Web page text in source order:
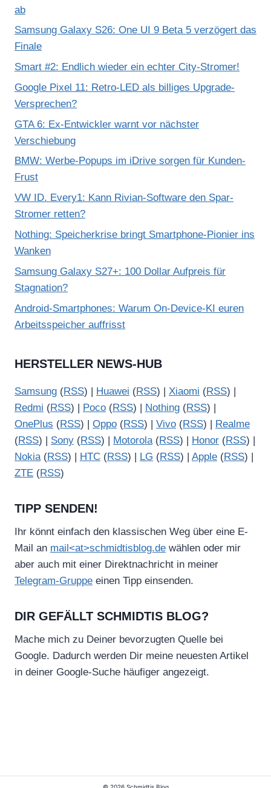
ab
Samsung Galaxy S26: One UI 9 Beta 5 verzögert das
Finale
Smart #2: Endlich wieder ein echter City-Stromer!
Google Pixel 11: Retro-LED als billiges Upgrade-
Versprechen?
GTA 6: Ex-Entwickler warnt vor nächster
Verschiebung
BMW: Werbe-Popups im iDrive sorgen für Kunden-
Frust
VW ID. Every1: Kann Rivian-Software den Spar-
Stromer retten?
Nothing: Speicherkrise bringt Smartphone-Pionier ins
Wanken
Samsung Galaxy S27+: 100 Dollar Aufpreis für
Stagnation?
Android-Smartphones: Warum On-Device-KI euren
Arbeitsspeicher auffrisst
HERSTELLER NEWS-HUB
Samsung (RSS) | Huawei (RSS) | Xiaomi (RSS) |
Redmi (RSS) | Poco (RSS) | Nothing (RSS) |
OnePlus (RSS) | Oppo (RSS) | Vivo (RSS) |
Realme
(RSS) | Sony (RSS) | Motorola(RSS) | Honor (RSS) |
Nokia(RSS) | HTC (RSS) | LG (RSS) | Apple (RSS) |
ZTE (RSS)
TIPP SENDEN!
Ihr könnt einfach den klassischen Weg über eine E-
Mail an mail<at>schmidtisblog.de wählen oder mir
aber auch mit einer Direktnachricht in meiner
Telegram-Gruppe einen Tipp einsenden.
DIR GEFÄLLT SCHMIDTIS BLOG?
Mache mich zu Deiner bevorzugten Quelle bei
Google. Dadurch werden Dir meine neuesten Artikel
in deiner Google-Suche häufiger angezeigt.